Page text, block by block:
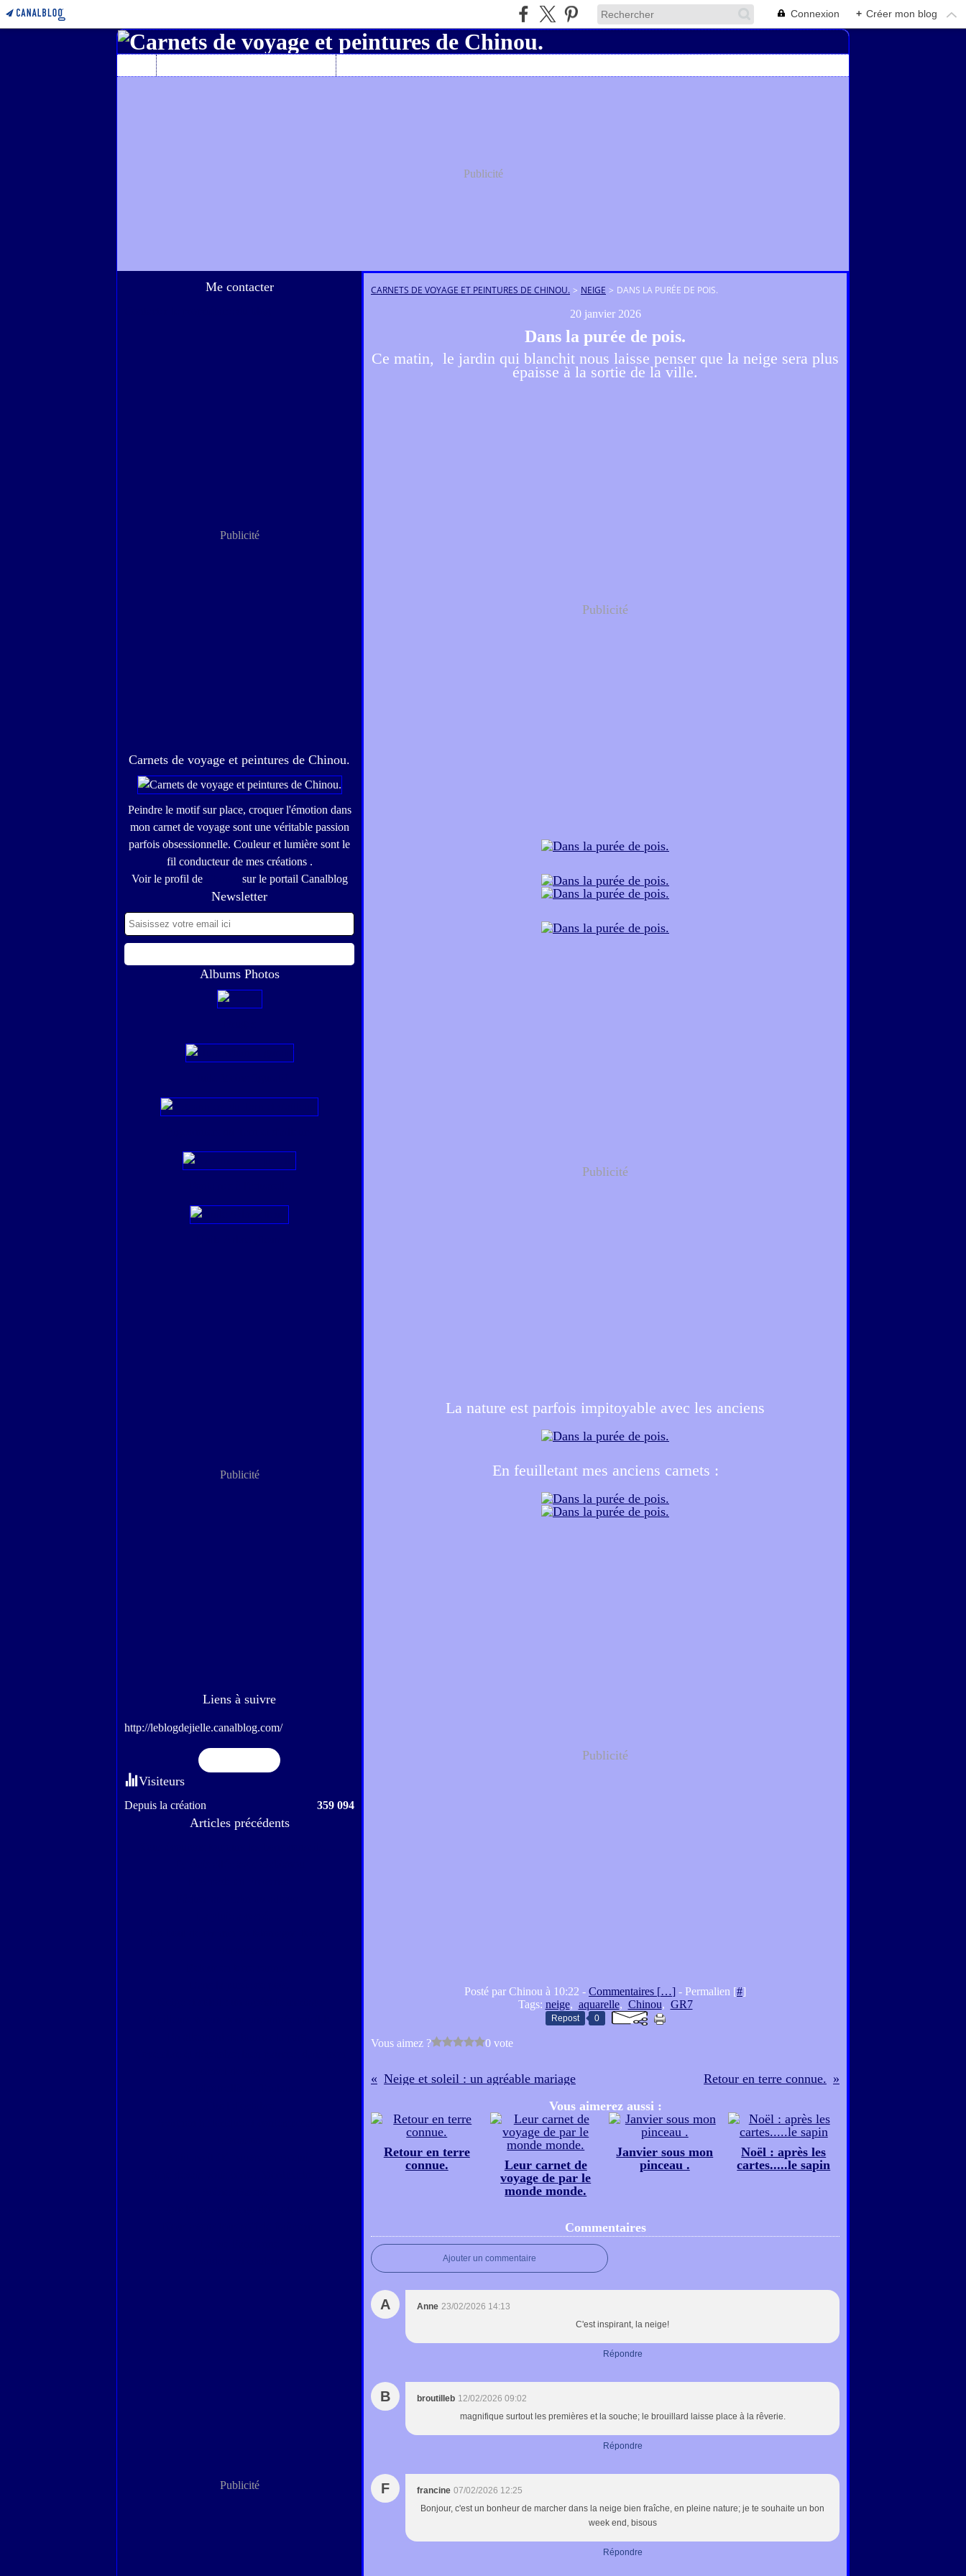
Connexion + Créer mon blog
Publicité
Me contacter
Publicité
Carnets de voyage et peintures de Chinou.
Peindre le motif sur place, croquer l'émotion dans
mon carnet de voyage sont une véritable passion
parfois obsessionnelle. Couleur et lumière sont le
fil conducteur de mes créations .
Voir le profil de
sur le portail Canalblog
Newsletter
Albums Photos
Publicité
Liens à suivre
http://leblogdejielle.canalblog.com/
Visiteurs
Depuis la création 359 094
Articles précédents
Publicité
CARNETS DE VOYAGE ET PEINTURES DE CHINOU. > NEIGE > DANS LA PURÉE DE POIS.
20 janvier 2026
Dans la purée de pois.
Ce matin, le jardin qui blanchit nous laisse penser que la neige sera plus
épaisse à la sortie de la ville.
Publicité
Publicité
La nature est parfois impitoyable avec les anciens
En feuilletant mes anciens carnets :
Publicité
Posté par Chinou à 10:22 - Commentaires […] - Permalien [#]
Tags: neige, aquarelle, Chinou, GR7
Repost 0
Vous aimez ? 0 vote
Neige et soleil : un agréable mariage
Retour en terre connue.
Vous aimerez aussi :
Retour en terre
connue.
Leur carnet de
voyage de par le
monde monde.
Janvier sous mon
pinceau .
Noël : après les
cartes.....le sapin
Commentaires
Ajouter un commentaire
A Anne 23/02/2026 14:13
C'est inspirant, la neige!
Répondre
B broutilleb 12/02/2026 09:02
magnifique surtout les premières et la souche; le brouillard laisse place à la rêverie.
Répondre
F francine 07/02/2026 12:25
Bonjour, c'est un bonheur de marcher dans la neige bien fraîche, en pleine nature; je te souhaite un bon
week end, bisous
Répondre